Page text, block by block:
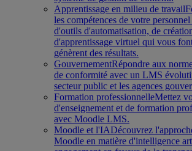
Apprentissage en milieu de travail
les compétences de votre
d'outils d'automatisation, de
d'apprentissage virtuel qui vous
génèrent des résultats.
GouvernementRépondre aux
de conformité avec un LMS
secteur public et les agences
Formation professionnelleMettez
d'enseignement et de formation
avec Moodle LMS.
Moodle et l'IADécouvrez
Moodle en matière d'intelligence